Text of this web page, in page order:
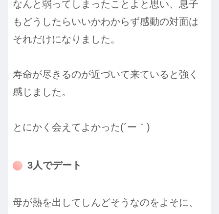
なんと弱ってしまったことよと思い、息子
もどうしたらいいかわからず感動の対面は
それだけになりました。
寿命が尽きるのが近づいて来ていると強く
感じました。
とにかく会えてよかった(´ー｀)
3人でデート
母が熱を出してしんどそうなのをよそに、